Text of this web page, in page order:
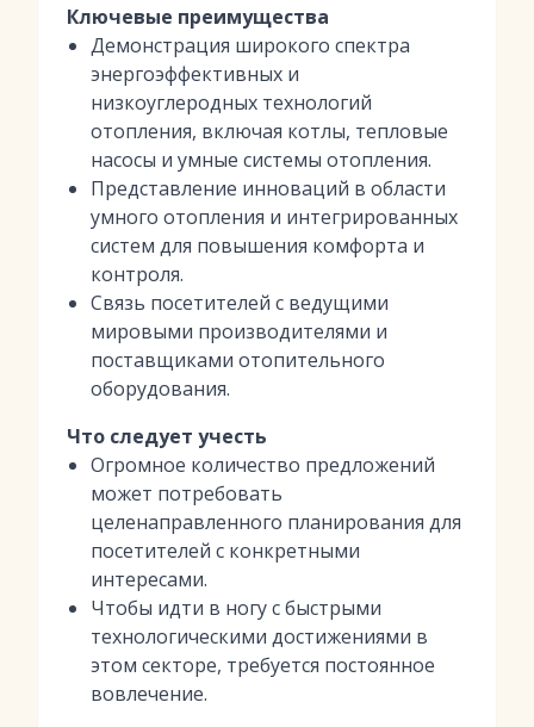
Ключевые преимущества
Демонстрация широкого спектра
энергоэффективных и
низкоуглеродных технологий
отопления, включая котлы, тепловые
насосы и умные системы отопления.
Представление инноваций в области
умного отопления и интегрированных
систем для повышения комфорта и
контроля.
Связь посетителей с ведущими
мировыми производителями и
поставщиками отопительного
оборудования.
Что следует учесть
Огромное количество предложений
может потребовать
целенаправленного планирования для
посетителей с конкретными
интересами.
Чтобы идти в ногу с быстрыми
технологическими достижениями в
этом секторе, требуется постоянное
вовлечение.